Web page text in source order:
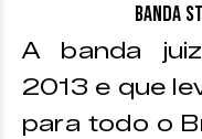
Banda
A banda
2013 e que
para todo o